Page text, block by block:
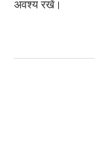
अवश्य रखें।